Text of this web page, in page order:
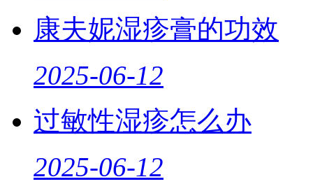
康夫妮湿疹膏的功效
2025-06-12
过敏性湿疹怎么办
2025-06-12